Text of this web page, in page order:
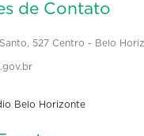
de Contato
527 Centro - Belo
Belo Horizonte